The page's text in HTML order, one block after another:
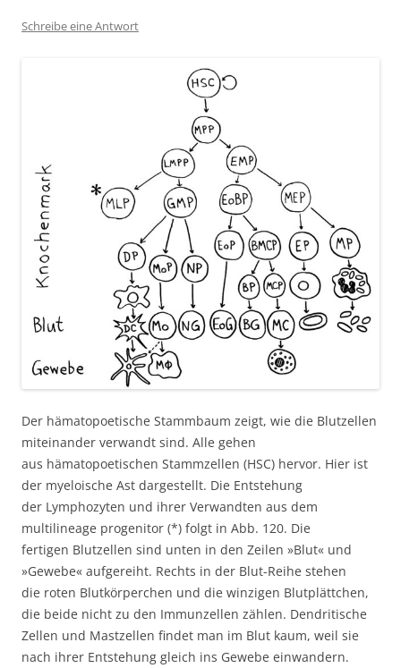
Schreibe eine Antwort
Der hämatopoetische Stammbaum zeigt, wie die Blutzellen
miteinander verwandt sind. Alle gehen
aus hämatopoetischen Stammzellen (HSC) hervor. Hier ist
der myeloische Ast dargestellt. Die Entstehung
der Lymphozyten und ihrer Verwandten aus dem
multilineage progenitor (*) folgt in Abb. 120. Die
fertigen Blutzellen sind unten in den Zeilen »Blut« und
»Gewebe« aufgereiht. Rechts in der Blut-Reihe stehen
die roten Blutkörperchen und die winzigen Blutplättchen,
die beide nicht zu den Immunzellen zählen. Dendritische
Zellen und Mastzellen findet man im Blut kaum, weil sie
nach ihrer Entstehung gleich ins Gewebe einwandern.